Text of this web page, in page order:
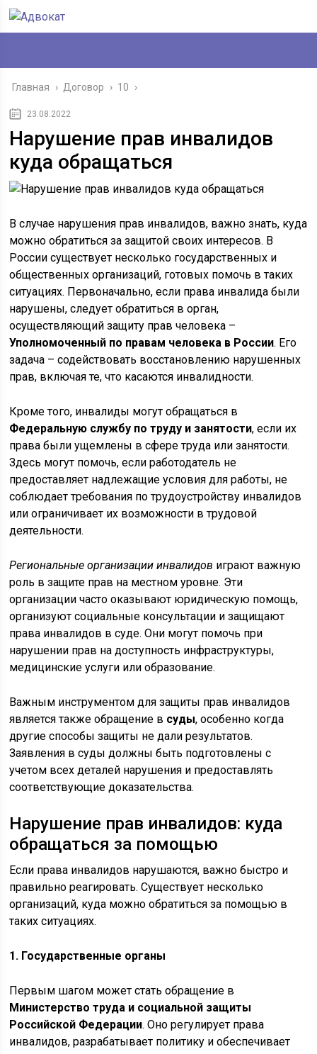
Главная › Договор › 10 ›
23.08.2022
Нарушение прав инвалидов
куда обращаться
В случае нарушения прав инвалидов, важно знать, куда
можно обратиться за защитой своих интересов. В
России существует несколько государственных и
общественных организаций, готовых помочь в таких
ситуациях. Первоначально, если права инвалида были
нарушены, следует обратиться в орган,
осуществляющий защиту прав человека –
Уполномоченный по правам человека в России. Его
задача – содействовать восстановлению нарушенных
прав, включая те, что касаются инвалидности.
Кроме того, инвалиды могут обращаться в
Федеральную службу по труду и занятости, если их
права были ущемлены в сфере труда или занятости.
Здесь могут помочь, если работодатель не
предоставляет надлежащие условия для работы, не
соблюдает требования по трудоустройству инвалидов
или ограничивает их возможности в трудовой
деятельности.
Региональные организации инвалидов играют важную
роль в защите прав на местном уровне. Эти
организации часто оказывают юридическую помощь,
организуют социальные консультации и защищают
права инвалидов в суде. Они могут помочь при
нарушении прав на доступность инфраструктуры,
медицинские услуги или образование.
Важным инструментом для защиты прав инвалидов
является также обращение в суды, особенно когда
другие способы защиты не дали результатов.
Заявления в суды должны быть подготовлены с
учетом всех деталей нарушения и предоставлять
соответствующие доказательства.
Нарушение прав инвалидов: куда
обращаться за помощью
Если права инвалидов нарушаются, важно быстро и
правильно реагировать. Существует несколько
организаций, куда можно обратиться за помощью в
таких ситуациях.
1. Государственные органы
Первым шагом может стать обращение в
Министерство труда и социальной защиты
Российской Федерации. Оно регулирует права
инвалидов, разрабатывает политику и обеспечивает